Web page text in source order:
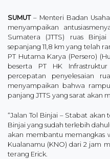
SUMUT– Menteri Badan
menyampaikan
Sumatera (JTTS) ruas
sepanjang 11,8 km yang telah
PT Hutama Karya (Persero)
beserta PT HK
percepatan penyelesaian
menyampaikan bahwa
panjang JTTS yang sarat akan
“Jalan Tol Binjai – Stabat akan
Binjai yang sudah terlebih
akan membantu memangkas
Kualanamu (KNO) dari 2 jam
terang Erick.